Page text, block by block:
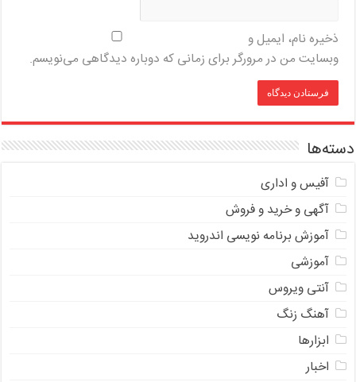
ذخیره نام، ایمیل و
وبسایت من در مرورگر برای زمانی که دوباره دیدگاهی می‌نویسم.
دسته‌ها
آفیس و اداری
آگهی و خرید و فروش
آموزش برنامه نویسی اندروید
آموزشی
آنتی ویروس
آهنگ زنگ
ابزارها
اخبار